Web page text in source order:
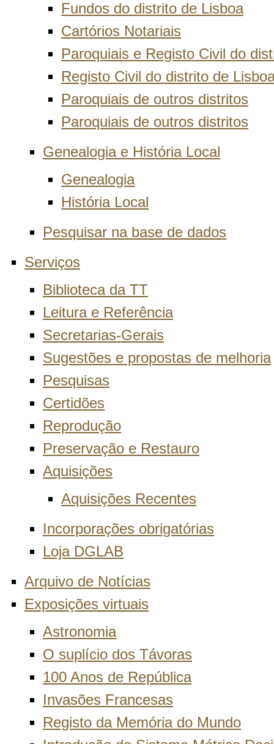
Fundos do distrito de Lisboa
Cartórios Notariais
Paroquiais e Registo Civil do
Registo Civil do distrito de
Paroquiais de outros distritos
Paroquiais de outros distritos
Genealogia e História Local
Genealogia
História Local
Pesquisar na base de dados
Serviços
Biblioteca da TT
Leitura e Referência
Secretarias-Gerais
Sugestões e propostas de melhoria
Pesquisas
Certidões
Reprodução
Preservação e Restauro
Aquisições
Aquisições Recentes
Incorporações obrigatórias
Loja DGLAB
Arquivo de Notícias
Exposições virtuais
Astronomia
O suplício dos Távoras
100 Anos de República
Invasões Francesas
Registo da Memória do Mundo